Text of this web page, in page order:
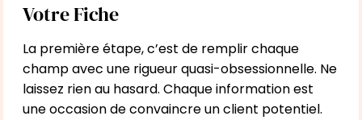
Votre Fiche
La première étape, c’est de remplir chaque
champ avec une rigueur quasi-obsessionnelle. Ne
laissez rien au hasard. Chaque information est
une occasion de convaincre un client potentiel.